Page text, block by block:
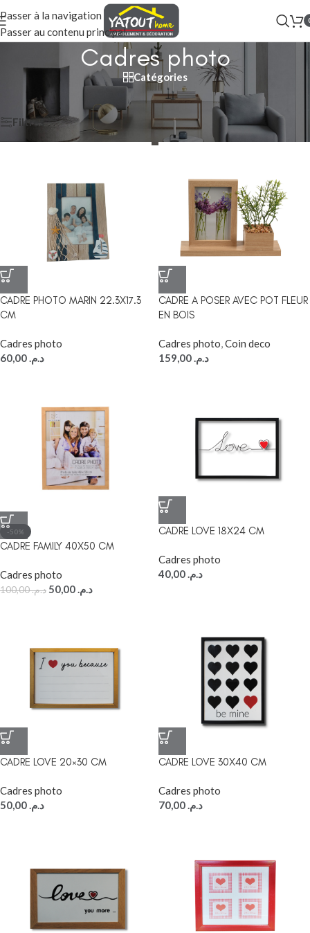
Passer à la navigation
Passer au contenu principal
Cadres photo
Catégories
ESPACE DÉCO /DÉCORATION/DÉCORATION MURALE
Cadres photo
Filtres
CADRE PHOTO MARIN 22.3X17.3
CM
Cadres photo
د.م.
CADRE A POSER AVEC POT FLEUR
EN BOIS
Cadres photo,Coin deco
د.م.
-50%
CADRE FAMILY 40X50 CM
Cadres photo
د.م.100,00 د.م.
CADRE LOVE 18X24 CM
Cadres photo
د.م.
CADRE LOVE 20×30 CM
Cadres photo
د.م.
CADRE LOVE 30X40 CM
Cadres photo
د.م.